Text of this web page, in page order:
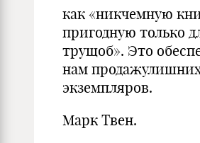
как «никчемную
пригодную только
трущоб». Это
нам
экземпляров.
Марк Твен.